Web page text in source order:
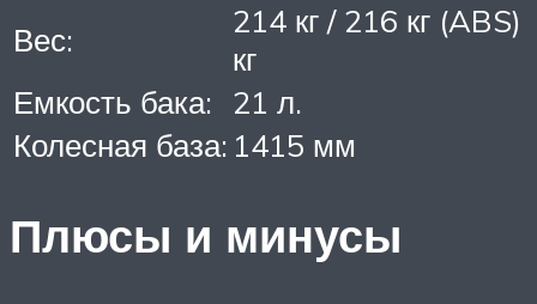
Вес:
214 кг / 216 кг (ABS)
кг
Емкость бака:
21 л.
Колесная база: 1415 мм
Плюсы и минусы